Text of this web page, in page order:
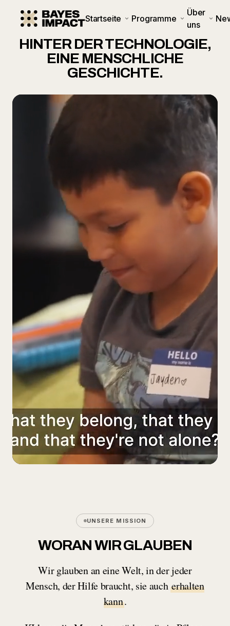
Startseite Programme
Über
uns
HINTER DER TECHNOLOGIE,
EINE MENSCHLICHE
GESCHICHTE.
UNSERE MISSION
WORAN WIR GLAUBEN
Wir glauben an eine Welt, in der jeder
Mensch, der Hilfe braucht, sie aucherhalten
kann.